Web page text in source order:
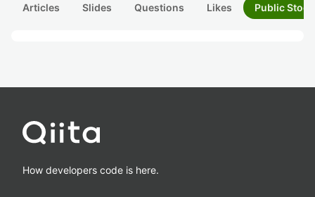
Articles Slides Questions Likes Public
How developers code is here.